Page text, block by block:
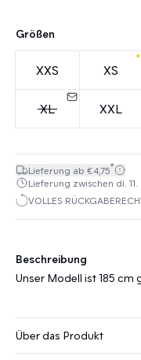
Größen
XXS XS
XL XXL
Lieferung ab €4,75*
Lieferung zwischen di. 11.
VOLLES
Beschreibung
Unser Modell ist 185 cm
Über das Produkt